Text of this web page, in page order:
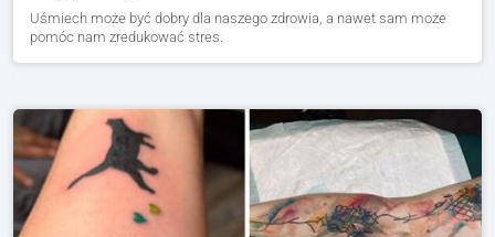
Uśmiech może być dobry dla naszego zdrowia, a nawet sam może
pomóc nam zredukować stres.